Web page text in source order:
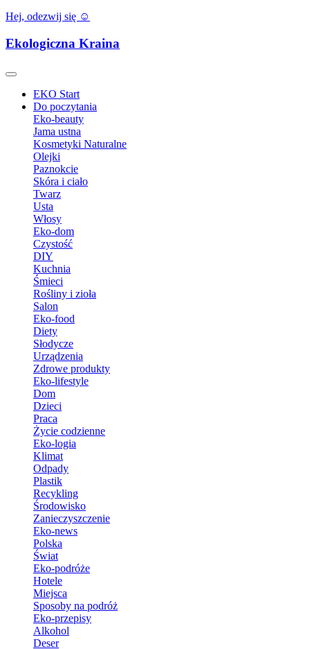
Hej, odezwij się ☺️
Ekologiczna Kraina
EKO Start
Do poczytania
Eko-beauty
Jama ustna
Kosmetyki Naturalne
Olejki
Paznokcie
Skóra i ciało
Twarz
Usta
Włosy
Eko-dom
Czystość
DIY
Kuchnia
Śmieci
Rośliny i zioła
Salon
Eko-food
Diety
Słodycze
Urządzenia
Zdrowe produkty
Eko-lifestyle
Dom
Dzieci
Praca
Życie codzienne
Eko-logia
Klimat
Odpady
Plastik
Recykling
Środowisko
Zanieczyszczenie
Eko-news
Polska
Świat
Eko-podróże
Hotele
Miejsca
Sposoby na podróż
Eko-przepisy
Alkohol
Deser